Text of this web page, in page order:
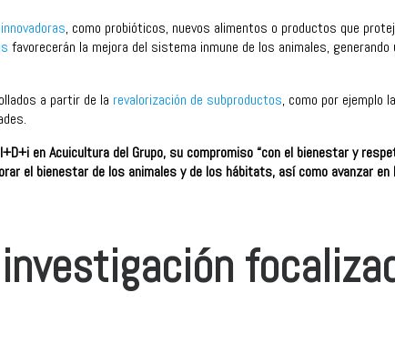
, como probióticos, nuevos alimentos o productos que
favorecerán la mejora del sistema inmune de los animales,
a partir de la revalorización de subproductos, como por ejemplo
en Acuicultura del Grupo, su compromiso “con el bienestar y
el bienestar de los animales y de los hábitats, así como avanzar